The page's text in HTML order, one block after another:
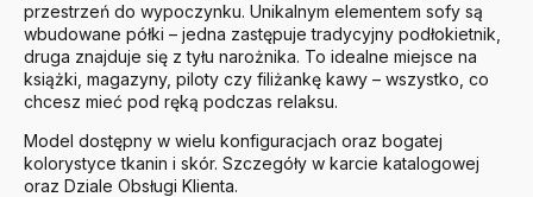
przestrzeń do wypoczynku. Unikalnym elementem sofy są
wbudowane półki – jedna zastępuje tradycyjny podłokietnik,
druga znajduje się z tyłu narożnika. To idealne miejsce na
książki, magazyny, piloty czy filiżankę kawy – wszystko, co
chcesz mieć pod ręką podczas relaksu.
Model dostępny w wielu konfiguracjach oraz bogatej
kolorystyce tkanin i skór. Szczegóły w karcie katalogowej
oraz Dziale Obsługi Klienta.